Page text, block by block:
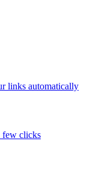
links automatically
few clicks